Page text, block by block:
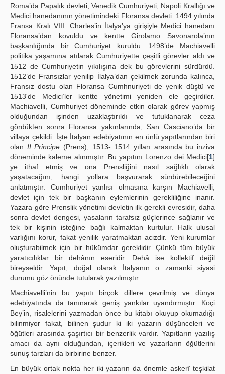
Roma’da Papalık devleti, Venedik Cumhuriyeti, Napoli Krallığı ve
Medici hanedanının yönetimindeki Floransa devleti. 1494 yılında
Fransa Kralı VIII. Charles’in İtalya’ya girişiyle Medici hanedanı
Floransa’dan kovuldu ve kentte Girolamo Savonarola’nın
başkanlığında bir Cumhuriyet kuruldu. 1498’de Machiavelli
politika yaşamına atılarak Cumhuriyette çeşitli görevler aldı ve
1512 de Cumhuriyetin yıkılışına dek bu görevlerini sürdürdü.
1512’de Fransızlar yenilip İlalya’dan çekilmek zorunda kalınca,
Fransız dostu olan Floransa Cumhnuriyeti de yenik düştü ve
1513'de Medici’ler kentte yönetimi yeniden ele geçirdiler.
Machiavelli, Cumhuriyet döneminde etkin olarak görev yapmış
olduğundan işinden uzaklaştırıldı ve tutuklanarak ceza
gördükten sonra Floransa yakınlarında, San Casciano’da bir
villaya çekildi. İşte İtalyan edebiyatının en ünlü yapıtlarından biri
olan II Principe (Prens), 1513- 1514 yılları arasında bu inziva
döneminde kaleme alınmıştır. Bu yapıtını Lorenzo dei Medici[1]
ye ithaf etmiş ve ona Prensliğini nasıl sağlıklı olarak
yaşatacağını, hangi yollara başvurarak sürdürebileceğini
anlatmıştır. Cumhuriyet yanlısı olmasına karşın Machiavelli,
devlet için tek bir başkanın eylemlerinin gerekliliğine inanır.
Yazara göre Prenslik yönetimi devletin ilk gerekli evresidir, daha
sonra devlet dengesi, yasaların tarafsız güçlerince sağlanır ve
tek bir kişinin isteğine bağlı kalmaktan kurtulur. Halk ulusal
varlığını korur, fakat yenilik yaratmaktan acizdir. Yeni kurumlar
oluşturabilmek için bir hükümdar gereklidir. Çünkü tüm büyük
yaratıcılıklar bir dehânın eseridir. Dehâ ise kollektif değil
bireyseldir. Yapıt, doğal olarak İtalyanın o zamanki siyasi
durumu göz önünde tutularak yazılmıştır.
Machiavelli’nin bu yapıtı birçok dillere çevrilmiş ve dünya
edebiyatında da tanınarak geniş yankılar uyandırmıştır. Koçi
Bey’in, risalelerini yazmadan önce bu kitabı okuyup okumadığı
bilinmiyor fakat, bilinen şudur ki iki yazarın düşünceleri ve
öğütleri arasında şaşırtıcı bir benzerlik vardır. Yapıtların yazılış
amacı da aynı olduğundan, içerikleri ve yazarların öğütlerini
sunuş tarzları da birbirine benzer.
En büyük ortak nokta her iki yazarın da önemle askerî teşkilat